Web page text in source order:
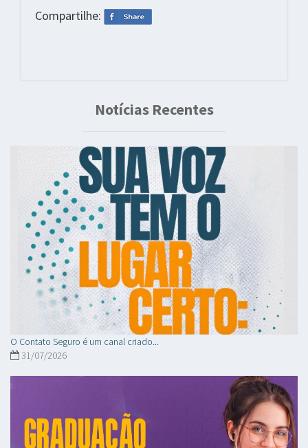
Compartilhe:
Notícias Recentes
O Contato Seguro é um canal criado...
31/07/2026